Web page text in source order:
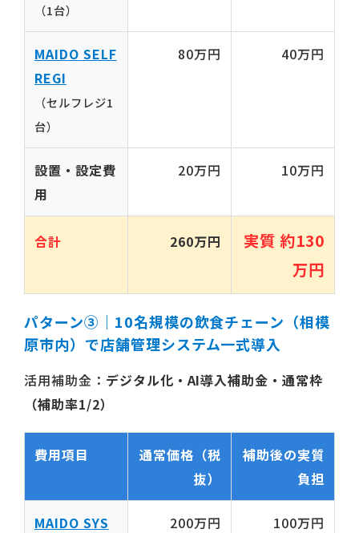
（1台）
MAIDO SELF
REGI
（セルフレジ1
台）
80万円 40万円
設置・設定費
用
20万円 10万円
合計 260万円
実質 約130
万円
パターン③｜10名規模の飲食チェーン（相模
原市内）で店舗管理システム一式導入
活用補助金： デジタル化・AI導入補助金・通常枠
（補助率1/2）
費用項目
通常価格（税
抜）
補助後の実質
負担
MAIDO SYS
200万円 100万円